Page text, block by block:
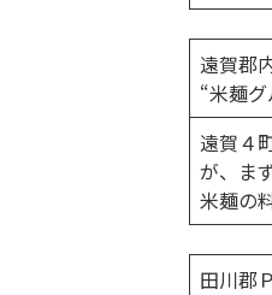
遠賀郡
“米麺
遠賀４
が、ま
米麺の
田川郡